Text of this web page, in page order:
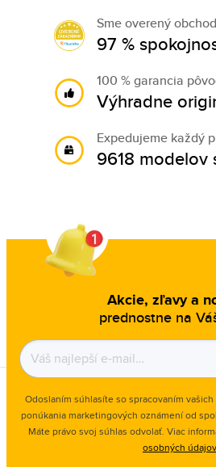
Sme overený obchod
97 %
100 % garancia
Výhradne
Expedujeme každý
9618 modelov
Akcie, zľavy a
prednostne na
Odoslaním súhlasíte so spracovaním
ponúkania marketingových oznámení od
Máte právo svoj súhlas odvolať. Viac
osobných údajov